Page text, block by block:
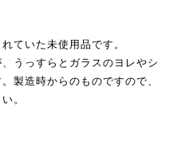
ていた未使用品です。
うっすらとガラスのヨレやシ
製造時からのものですので、
。